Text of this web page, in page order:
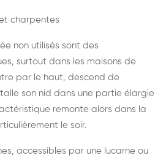
charpentes
non utilisés sont des
surtout dans les maisons de
par le haut, descend de
son nid dans une partie élargie
remonte alors dans la
le soir.
accessibles par une lucarne ou